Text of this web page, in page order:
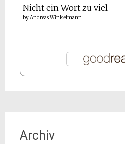
Nicht ein Wort zu viel
byAndreas Winkelmann
Archiv